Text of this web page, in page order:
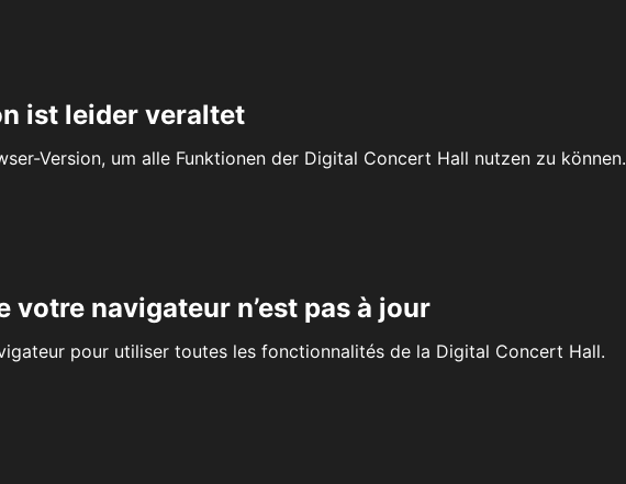
ist leider veraltet
Version, um alle Funktionen der Digital Concert Hall nutzen zu können.
votre navigateur n’est pas à jour
pour utiliser toutes les fonctionnalités de la Digital Concert Hall.